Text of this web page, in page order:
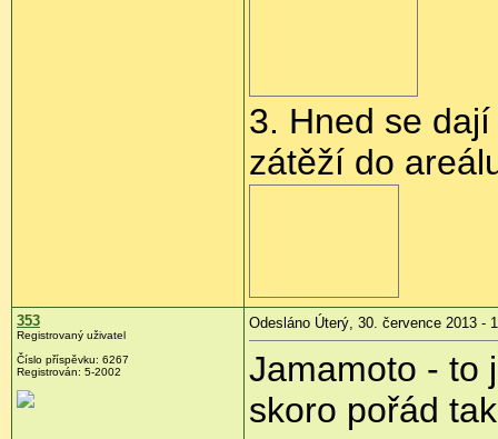
3. Hned se
zátěží do
353
Registrovaný uživatel
Číslo příspěvku: 6267
Registrován: 5-2002
Odesláno Úterý, 30. července 2013 -
Jamamoto - to
skoro pořád